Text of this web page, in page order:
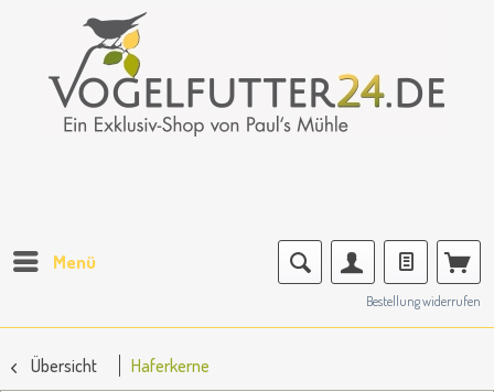
Menü
Bestellung widerrufen
Übersicht Haferkerne